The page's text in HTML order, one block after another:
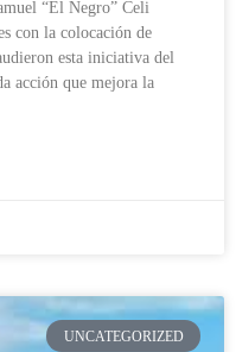
“El Negro” Celi
con la colocación de
esta iniciativa del
acción que mejora la
UNCATEGORIZED